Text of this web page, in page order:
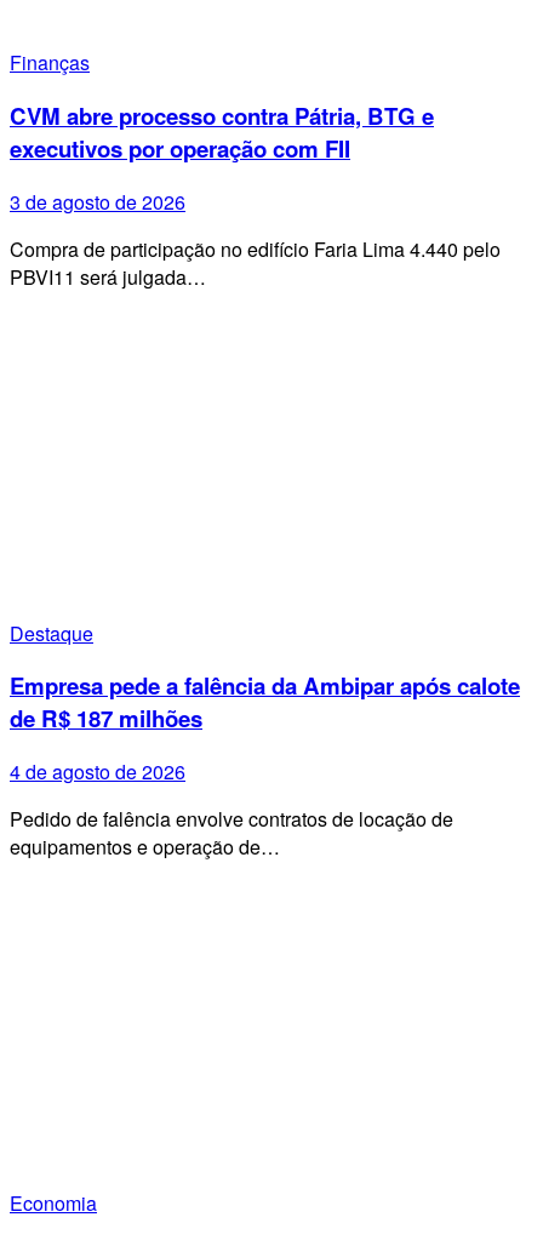
Finanças
CVM abre processo contra Pátria, BTG e
executivos por operação com FII
3 de agosto de 2026
Compra de participação no edifício Faria Lima 4.440 pelo
PBVI11 será julgada…
Destaque
Empresa pede a falência da Ambipar após calote
de R$ 187 milhões
4 de agosto de 2026
Pedido de falência envolve contratos de locação de
equipamentos e operação de…
Economia